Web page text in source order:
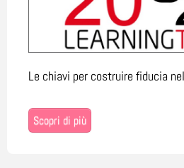
Le chiavi per costruire fiducia
Scopri di più